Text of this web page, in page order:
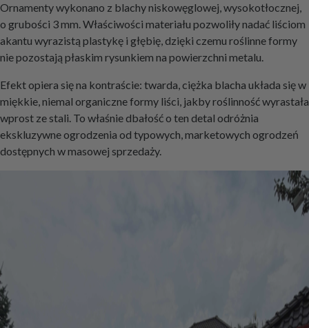
Ornamenty wykonano z blachy niskowęglowej, wysokotłocznej,
o grubości 3 mm. Właściwości materiału pozwoliły nadać liściom
akantu wyrazistą plastykę i głębię, dzięki czemu roślinne formy
nie pozostają płaskim rysunkiem na powierzchni metalu.
Efekt opiera się na kontraście: twarda, ciężka blacha układa się w
miękkie, niemal organiczne formy liści, jakby roślinność wyrastała
wprost ze stali. To właśnie dbałość o ten detal odróżnia
ekskluzywne ogrodzenia od typowych, marketowych ogrodzeń
dostępnych w masowej sprzedaży.